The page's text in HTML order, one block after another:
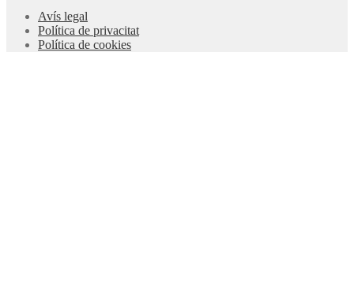
Avís legal
Política de privacitat
Política de cookies